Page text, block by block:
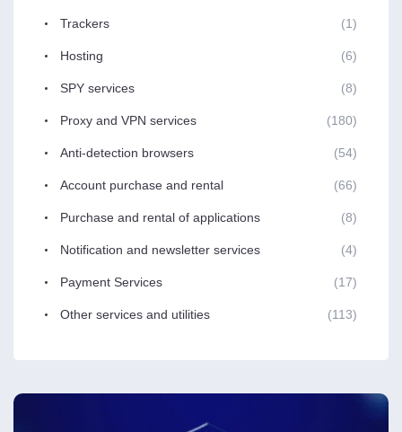
Trackers (1)
Hosting (6)
SPY services (8)
Proxy and VPN services (180)
Anti-detection browsers (54)
Account purchase and rental (66)
Purchase and rental of applications (8)
Notification and newsletter services (4)
Payment Services (17)
Other services and utilities (113)